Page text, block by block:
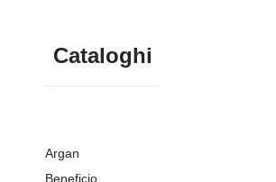
Cataloghi
Argan
Beneficio